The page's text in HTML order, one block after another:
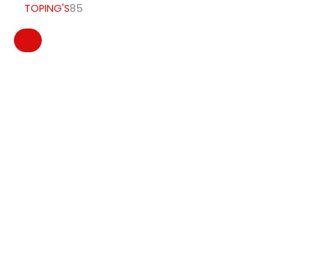
TOPING'S85